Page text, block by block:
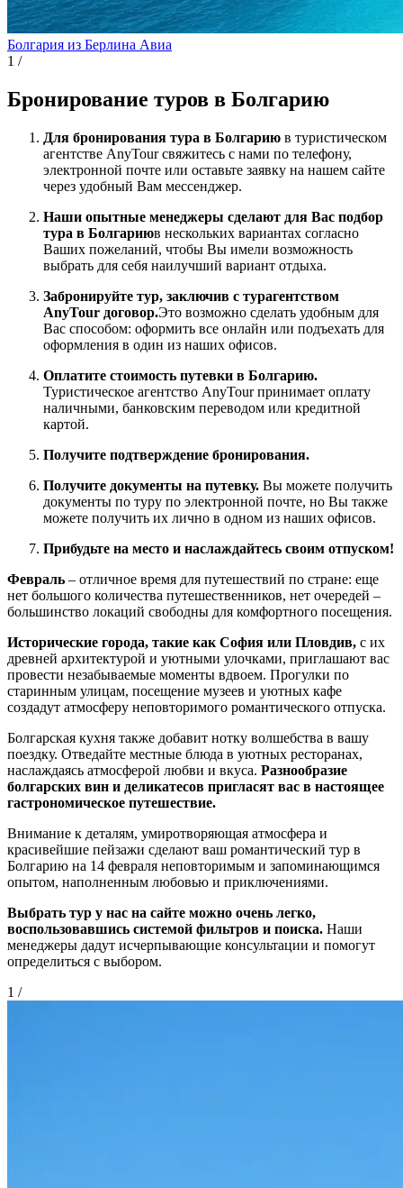
Болгария из Берлина Авиа
1 /
Бронирование туров в Болгарию
Для бронирования тура в Болгарию в туристическом
агентстве AnyTour свяжитесь с нами по телефону,
электронной почте или оставьте заявку на нашем сайте
через удобный Вам мессенджер.
Наши опытные менеджеры сделают для Вас подбор
тура в Болгариюв нескольких вариантах согласно
Ваших пожеланий, чтобы Вы имели возможность
выбрать для себя наилучший вариант отдыха.
Забронируйте тур, заключив с турагентством
AnyTour договор.Это возможно сделать удобным для
Вас способом: оформить все онлайн или подъехать для
оформления в один из наших офисов.
Оплатите стоимость путевки в Болгарию.
Туристическое агентство AnyTour принимает оплату
наличными, банковским переводом или кредитной
картой.
Получите подтверждение бронирования.
Получите документы на путевку. Вы можете получить
документы по туру по электронной почте, но Вы также
можете получить их лично в одном из наших офисов.
Прибудьте на место и наслаждайтесь своим отпуском!
Февраль – отличное время для путешествий по стране: еще
нет большого количества путешественников, нет очередей –
большинство локаций свободны для комфортного посещения.
Исторические города, такие как София или Пловдив, с их
древней архитектурой и уютными улочками, приглашают вас
провести незабываемые моменты вдвоем. Прогулки по
старинным улицам, посещение музеев и уютных кафе
создадут атмосферу неповторимого романтического отпуска.
Болгарская кухня также добавит нотку волшебства в вашу
поездку. Отведайте местные блюда в уютных ресторанах,
наслаждаясь атмосферой любви и вкуса. Разнообразие
болгарских вин и деликатесов пригласят вас в настоящее
гастрономическое путешествие.
Внимание к деталям, умиротворяющая атмосфера и
красивейшие пейзажи сделают ваш романтический тур в
Болгарию на 14 февраля неповторимым и запоминающимся
опытом, наполненным любовью и приключениями.
Выбрать тур у нас на сайте можно очень легко,
воспользовавшись системой фильтров и поиска. Наши
менеджеры дадут исчерпывающие консультации и помогут
определиться с выбором.
1 /